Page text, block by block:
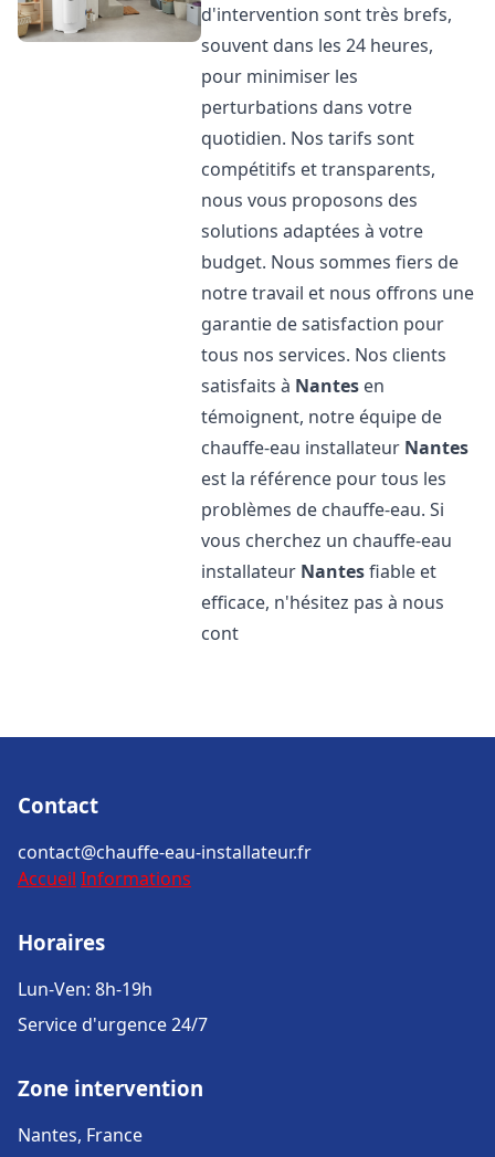
d'intervention sont très brefs,
souvent dans les 24 heures,
pour minimiser les
perturbations dans votre
quotidien. Nos tarifs sont
compétitifs et transparents,
nous vous proposons des
solutions adaptées à votre
budget. Nous sommes fiers de
notre travail et nous offrons une
garantie de satisfaction pour
tous nos services. Nos clients
satisfaits à Nantes en
témoignent, notre équipe de
chauffe-eau installateur Nantes
est la référence pour tous les
problèmes de chauffe-eau. Si
vous cherchez un chauffe-eau
installateur Nantesfiable et
efficace, n'hésitez pas à nous
cont
Contact
contact@chauffe-eau-installateur.fr
Accueil Informations
Horaires
Lun-Ven: 8h-19h
Service d'urgence 24/7
Zone intervention
Nantes, France